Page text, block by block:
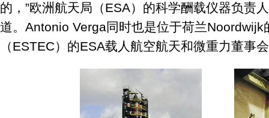
的，”欧洲航天局（ESA）的科学酬载仪器负责
道。Antonio Verga同时也是位于荷兰Noordwijk
（ESTEC）的ESA载人航空航天和微重力董事